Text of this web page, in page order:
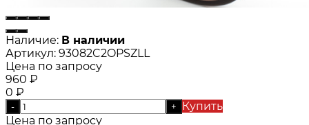
Наличие: В наличии
Артикул: 93082C2OPSZLL
Цена по запросу
960 ₽
0 ₽
- +
Купить
Цена по запросу